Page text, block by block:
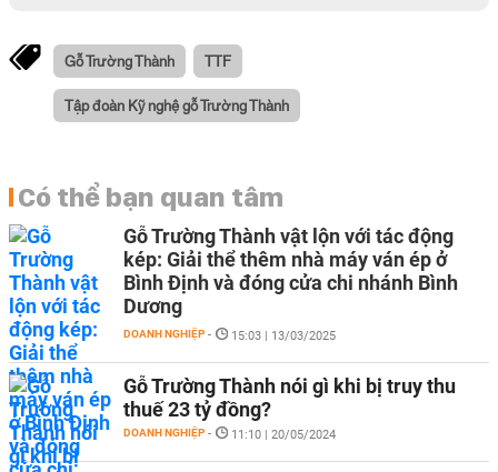
Gỗ Trường Thành TTF
Tập đoàn Kỹ nghệ gỗ Trường Thành
Có thể bạn quan tâm
Gỗ Trường Thành vật lộn với tác động
kép: Giải thể thêm nhà máy ván ép ở
Bình Định và đóng cửa chi nhánh Bình
Dương
DOANH NGHIỆP - 15:03 | 13/03/2025
Gỗ Trường Thành nói gì khi bị truy thu
thuế 23 tỷ đồng?
DOANH NGHIỆP - 11:10 | 20/05/2024